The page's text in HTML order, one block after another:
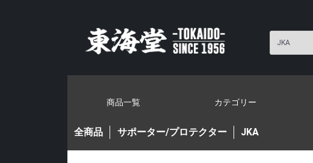
商品一覧 カテゴリー
全商品 サポーター/プロテクター JKA